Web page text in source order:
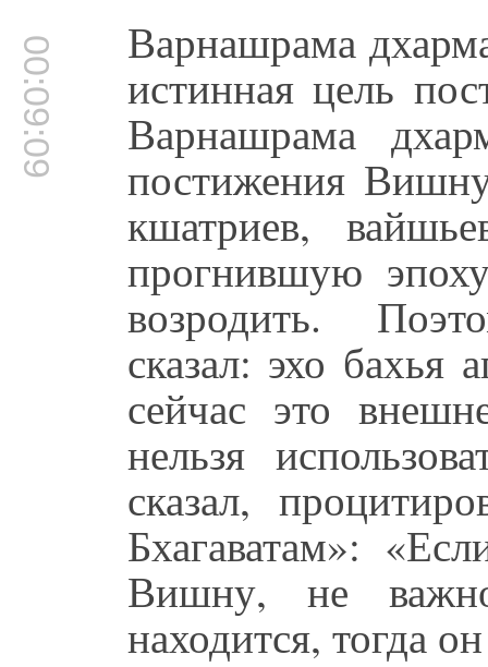
00:09:09 Варнашрама
истинная цель
Варнашрама
постижения
кшатриев,
прогнившую
возродить.
сказал: эхо бахья
сейчас это
нельзя
сказал,
Бхагаватам»:
Вишну, не
находится, тогда